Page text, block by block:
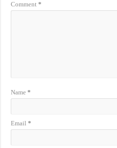
Comment*
Name*
Email*